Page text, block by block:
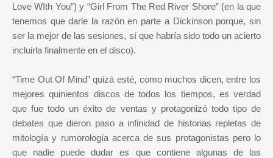
Love WIth You”) y “Girl From The Red River Shore” (en la que
tenemos que darle la razón en parte a Dickinson porque, sin
ser la mejor de las sesiones, sí que habría sido todo un acierto
incluirla finalmente en el disco).
“Time Out Of Mind” quizá esté, como muchos dicen, entre los
mejores quinientos discos de todos los tiempos, es verdad
que fue todo un éxito de ventas y protagonizó todo tipo de
debates que dieron paso a infinidad de historias repletas de
mitología y rumorología acerca de sus protagonistas pero lo
que nadie puede dudar es que contiene algunas de las